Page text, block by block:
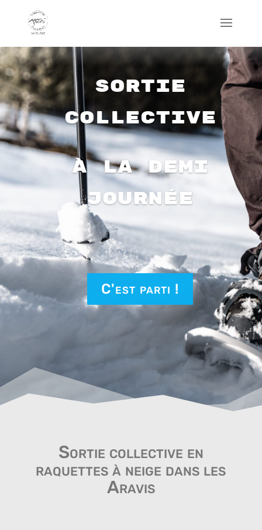
Sortie
collective
à la demi
journée
C'est parti !
Sortie collective en
raquettes à neige dans les
Aravis